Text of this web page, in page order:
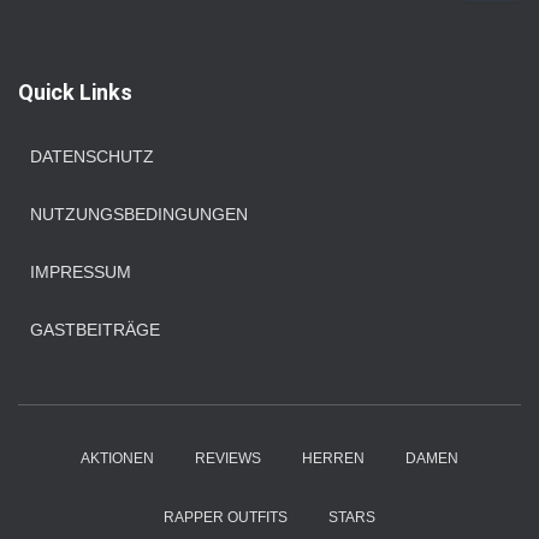
n
Quick Links
DATENSCHUTZ
NUTZUNGSBEDINGUNGEN
IMPRESSUM
GASTBEITRÄGE
AKTIONEN REVIEWS HERREN DAMEN
RAPPER OUTFITS STARS